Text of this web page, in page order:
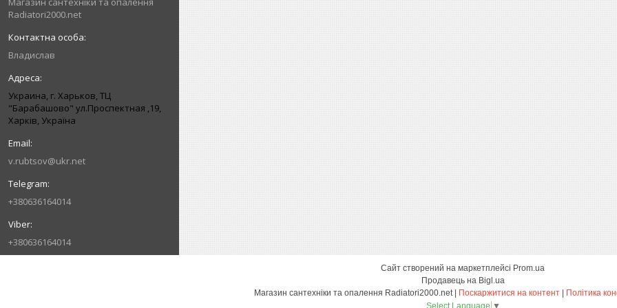
Radiatori2000.net
Владислав
Украина, г. Харьков, ТЦ
"Барабашово" ул.Проспектная ,19,
Харків, Україна
v.rubtsov@ukr.net
+380636164014
+380636164014
Сайт створений на маркетплейсі Prom.ua
Продавець на Bigl.ua
Поскаржитися на контент
Політика
Select Language ▼